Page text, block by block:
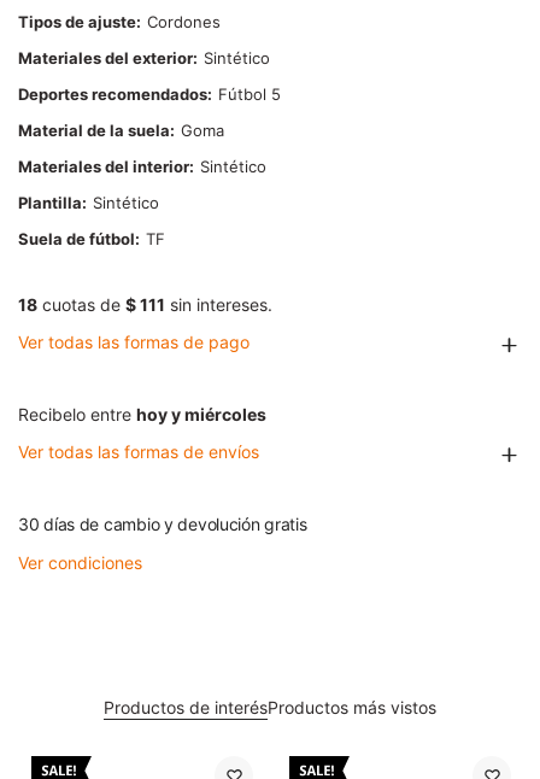
Tipos de ajuste Cordones
Materiales del exterior
Sintético
Deportes recomendados
Fútbol 5
Material de la suela
Goma
Materiales del interior
Sintético
Plantilla
Sintético
Suela de fútbol
TF
18 cuotas de $ 111 sin intereses.
Ver todas las formas de pago
Recibelo entre hoy y miércoles
Ver todas las formas de envíos
30 días de cambio y devolución gratis
Ver condiciones
Productos de interésProductos más vistos